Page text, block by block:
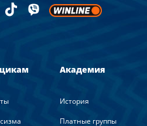
Академия
История
Платные группы